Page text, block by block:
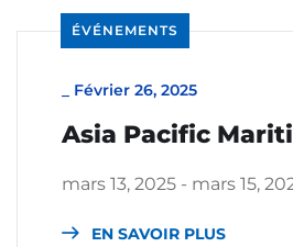
ÉVÉNEMENTS
Février 26, 2025
Asia Pacific
mars 13, 2025 - mars 15,
EN SAVOIR PLUS